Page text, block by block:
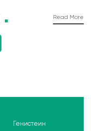
Read More
Генистеин